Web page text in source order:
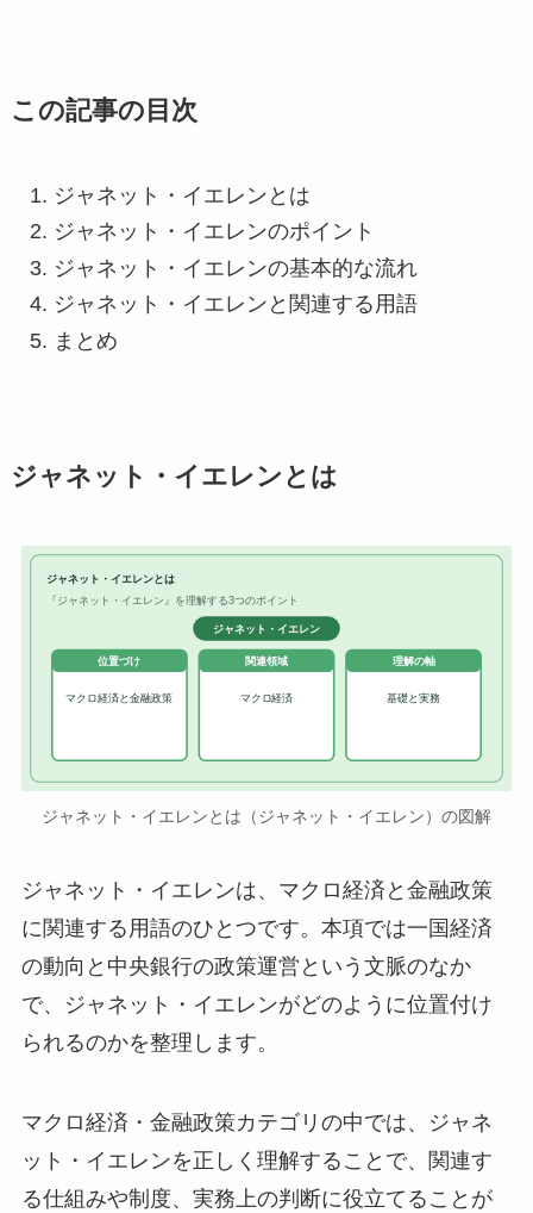
この記事の目次
ジャネット・イエレンとは
ジャネット・イエレンのポイント
ジャネット・イエレンの基本的な流れ
ジャネット・イエレンと関連する用語
まとめ
ジャネット・イエレンとは
ジャネット・イエレンとは
『ジャネット・イエレン』を理解する3つのポイント
ジャネット・イエレン
位置づけ
マクロ経済と金融政策
関連領域
マクロ経済
理解の軸
基礎と実務
ジャネット・イエレンとは（ジャネット・イエレン）の図解
ジャネット・イエレンは、マクロ経済と金融政策
に関連する用語のひとつです。本項では一国経済
の動向と中央銀行の政策運営という文脈のなか
で、ジャネット・イエレンがどのように位置付け
られるのかを整理します。
マクロ経済・金融政策カテゴリの中では、ジャネ
ット・イエレンを正しく理解することで、関連す
る仕組みや制度、実務上の判断に役立てることが